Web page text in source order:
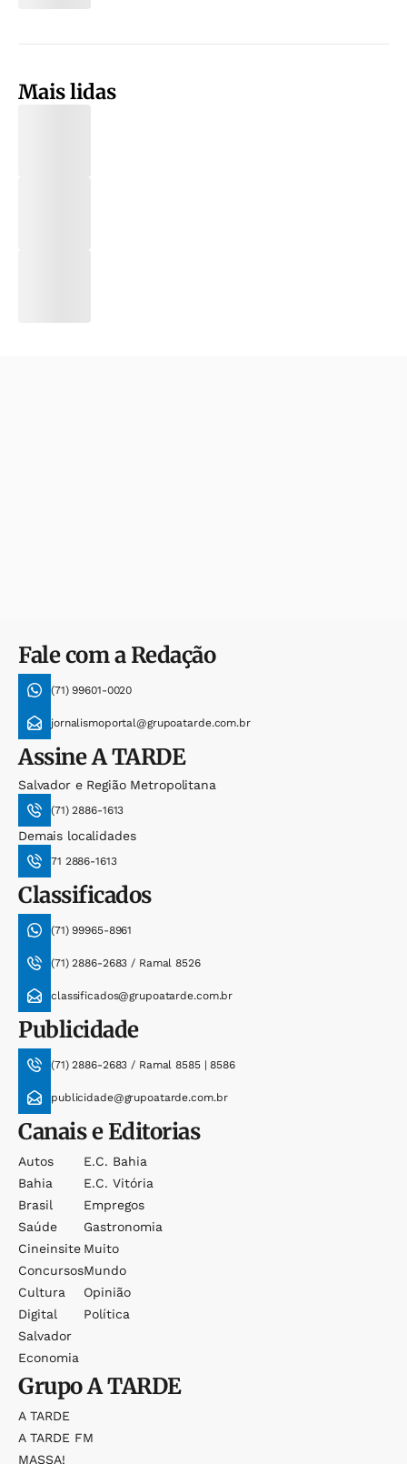
Mais lidas
Fale com a Redação
(71) 99601-0020
jornalismoportal@grupoatarde.com.br
AssineA TARDE
Salvador e Região Metropolitana
(71) 2886-1613
Demais localidades
71 2886-1613
Classificados
(71) 99965-8961
(71) 2886-2683 / Ramal 8526
classificados@grupoatarde.com.br
Publicidade
(71) 2886-2683 / Ramal 8585 | 8586
publicidade@grupoatarde.com.br
Canais e Editorias
Autos
Bahia
Brasil
Saúde
Cineinsite
Concursos
Cultura
Digital
Salvador
Economia
E.c. Bahia
E.c. Vitória
Empregos
Gastronomia
Muito
Mundo
Opinião
Política
GrupoA TARDE
A TARDE
A TARDE FM
MASSA!